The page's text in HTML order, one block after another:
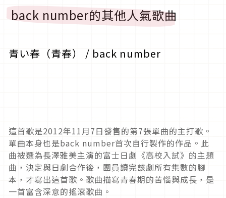
back number的其他人氣歌曲
青い春（青春） / back number
這首歌是2012年11月7日發售的第7張單曲的主打歌。
單曲本身也是back number首次自行製作的作品。此
曲被選為長澤雅美主演的富士日劇《高校入試》的主題
曲，決定與日劇合作後，團員讀完該劇所有集數的腳
本，才寫出這首歌。歌曲描寫青春期的苦惱與成長，是
一首富含深意的搖滾歌曲。